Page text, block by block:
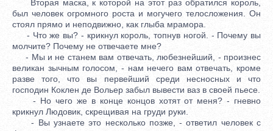
Вторая маска, к которой на этот раз обратился король,
был человек огромного роста и могучего телосложения. Он
стоял прямо и неподвижно, как глыба мрамора.
- Что же вы? - крикнул король, топнув ногой. - Почему вы
молчите? Почему не отвечаете мне?
- Мы и не станем вам отвечать, любезнейший, - произнес
великан зычным голосом, - нам нечего вам отвечать, кроме
разве того, что вы первейший среди несносных и что
господин Коклен де Вольер забыл вывести ваз в своей пьесе.
- Но чего же в конце концов хотят от меня? - гневно
крикнул Людовик, скрещивая на груди руки.
- Вы узнаете это несколько позже, - ответил человек с